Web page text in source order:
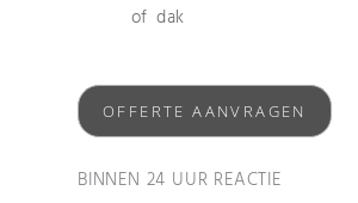
of dak
OFFERTE AANVRAGEN
BINNEN 24 UUR REACTIE